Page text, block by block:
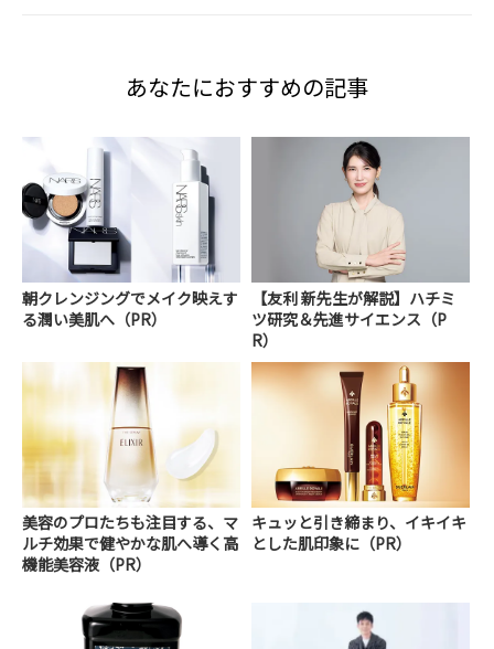
あなたにおすすめの記事
朝クレンジングでメイク映えす
る潤い美肌へ（PR）
【友利 新先生が解説】ハチミ
ツ研究＆先進サイエンス（P
R）
美容のプロたちも注目する、マ
ルチ効果で健やかな肌へ導く高
機能美容液（PR）
キュッと引き締まり、イキイキ
とした肌印象に（PR）